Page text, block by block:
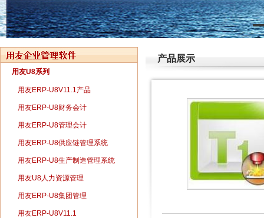
用友U8系列
用友ERP-U8V11.1产品
用友ERP-U8财务会计
用友ERP-U8管理会计
用友ERP-U8供应链管理系统
用友ERP-U8生产制造管理系统
用友U8人力资源管理
用友ERP-U8集团管理
用友ERP-U8V11.1
产品展示